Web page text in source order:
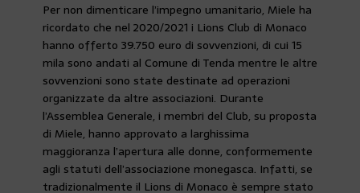
Per non dimenticare l’impegno umanitario, Miele ha
ricordato che nel 2020/2021 i Lions Club di Monaco
hanno offerto 39.750 euro di sovvenzioni, di cui 15
mila sono andati al Comune di Tenda mentre le altre
sovvenzioni sono state destinate ad operazioni
organizzate da altre associazioni. Durante
l’Assemblea Generale, i membri del Club, su proposta
di Miele, hanno approvato a larghissima
maggioranza l’apertura alle donne, conformemente
agli statuti dell’associazione monegasca. Infatti, se
tradizionalmente il Lions di Monaco è sempre stato